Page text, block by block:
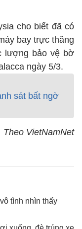
cho biết đã có
bay trực thăng
lượng bảo vệ bờ
ngày 5/3.
sát bất ngờ
Theo VietNamNet
tình nhìn thấy